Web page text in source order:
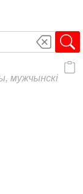
мужчынскі